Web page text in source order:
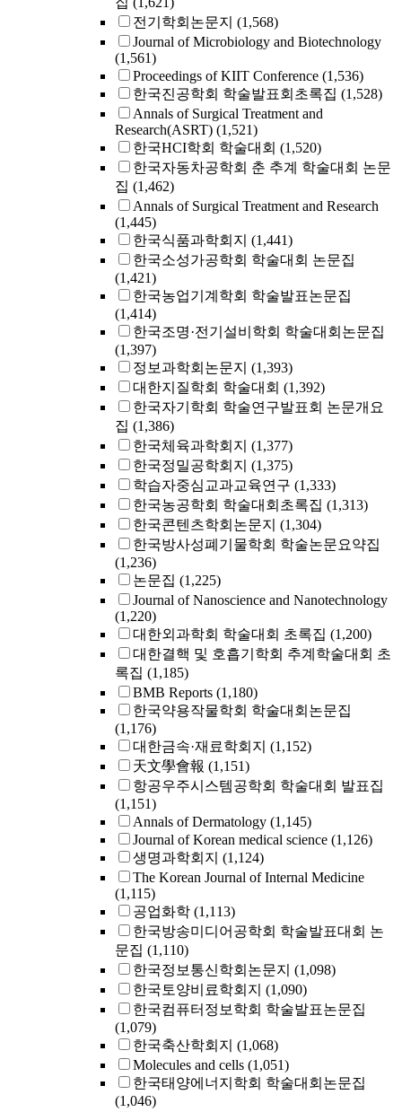
전기학회논문지 (1,568)
Journal of Microbiology and Biotechnology
(1,561)
Proceedings of KIIT Conference (1,536)
한국진공학회 학술발표회초록집 (1,528)
Annals of Surgical Treatment and
Research(ASRT) (1,521)
한국HCI학회 학술대회 (1,520)
한국자동차공학회 춘 추계 학술대회 논문
집 (1,462)
Annals of Surgical Treatment and Research
(1,445)
한국식품과학회지 (1,441)
한국소성가공학회 학술대회 논문집
(1,421)
한국농업기계학회 학술발표논문집
(1,414)
한국조명·전기설비학회 학술대회논문집
(1,397)
정보과학회논문지 (1,393)
대한지질학회 학술대회 (1,392)
한국자기학회 학술연구발표회 논문개요
집 (1,386)
한국체육과학회지 (1,377)
한국정밀공학회지 (1,375)
학습자중심교과교육연구 (1,333)
한국농공학회 학술대회초록집 (1,313)
한국콘텐츠학회논문지 (1,304)
한국방사성폐기물학회 학술논문요약집
(1,236)
논문집 (1,225)
Journal of Nanoscience and Nanotechnology
(1,220)
대한외과학회 학술대회 초록집 (1,200)
대한결핵 및 호흡기학회 추계학술대회 초
록집 (1,185)
BMB Reports (1,180)
한국약용작물학회 학술대회논문집
(1,176)
대한금속·재료학회지 (1,152)
天文學會報 (1,151)
항공우주시스템공학회 학술대회 발표집
(1,151)
Annals of Dermatology (1,145)
Journal of Korean medical science (1,126)
생명과학회지 (1,124)
The Korean Journal of Internal Medicine
(1,115)
공업화학 (1,113)
한국방송미디어공학회 학술발표대회 논
문집 (1,110)
한국정보통신학회논문지 (1,098)
한국토양비료학회지 (1,090)
한국컴퓨터정보학회 학술발표논문집
(1,079)
한국축산학회지 (1,068)
Molecules and cells (1,051)
한국태양에너지학회 학술대회논문집
(1,046)